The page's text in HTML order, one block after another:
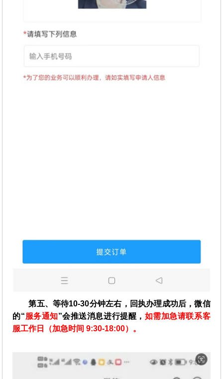
第五、等待10-30分钟左右，回执办理成功后，微信
的“服务通知”会推送消息进行提醒， 如需加急请联系客
服工作日（加急时间 9:30-18:00）。